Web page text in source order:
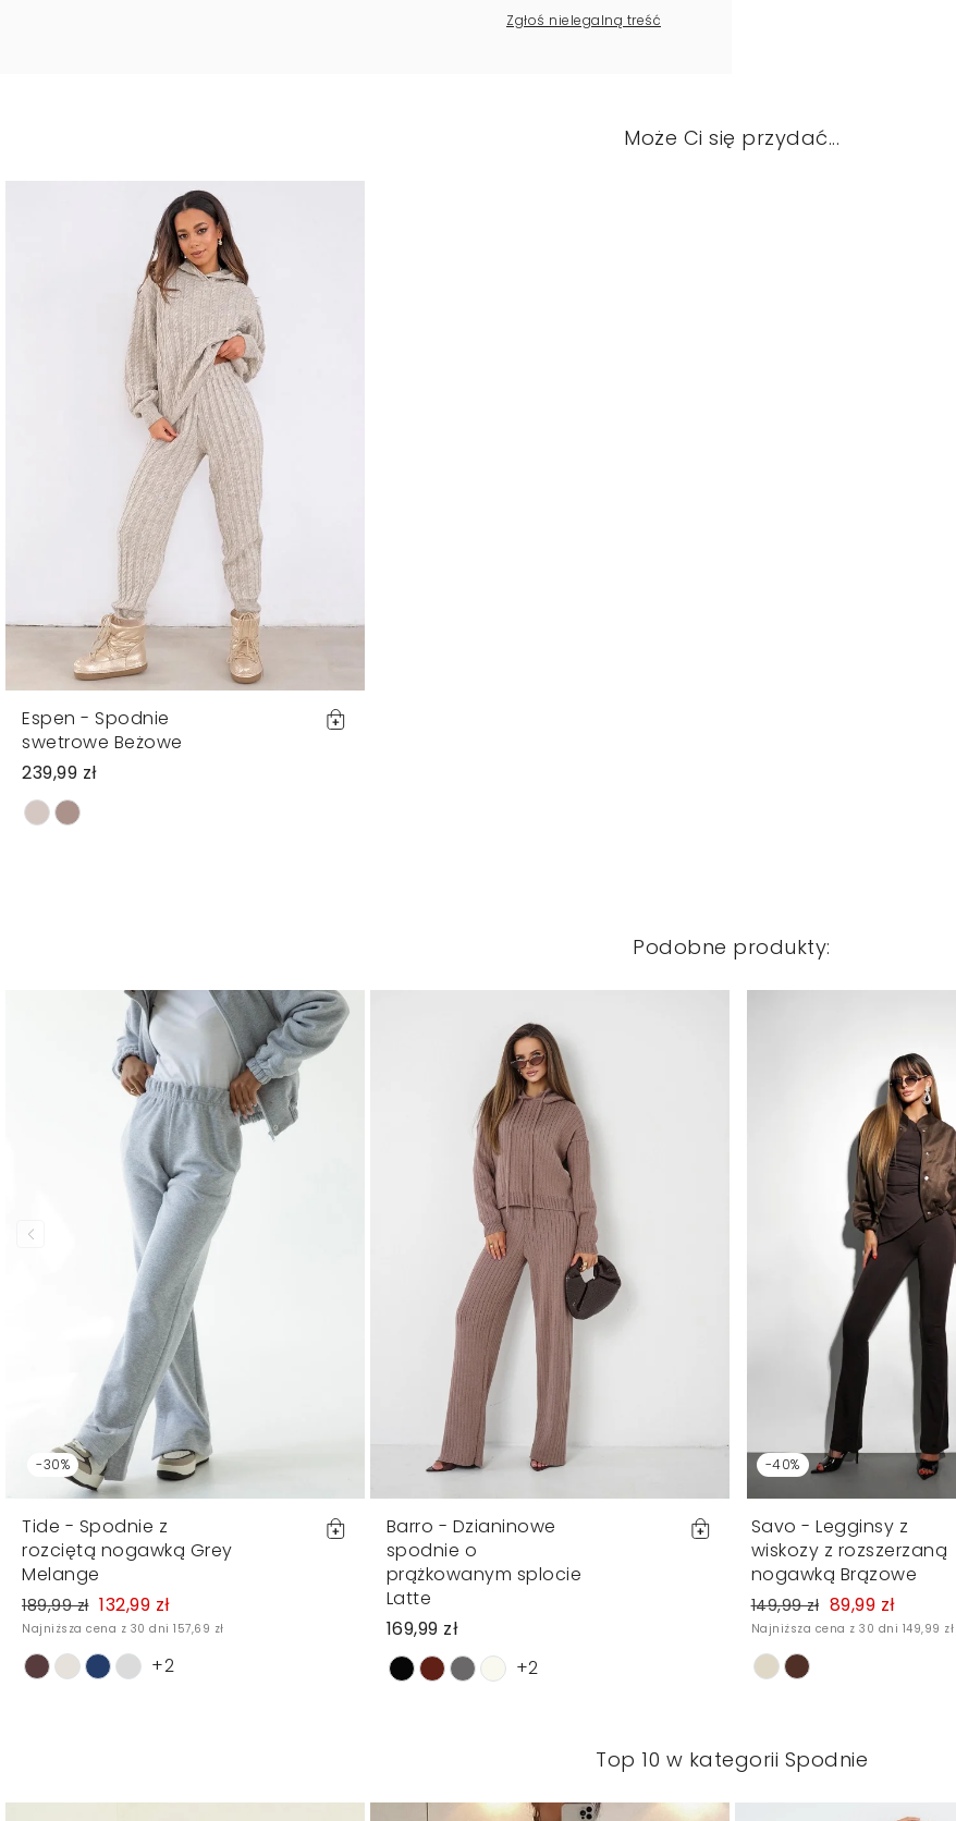
Zgłoś nielegalną treść
Może Ci się przydać...
Espen - Spodnie
swetrowe Beżowe
239,99 zł
Podobne produkty:
-30%
Tide - Spodnie z
rozciętą nogawką Grey
Melange
189,99 zł 132,99 zł
Najniższa cena z 30 dni 157,69 zł
+2
Barro - Dzianinowe
spodnie o
prążkowanym splocie
Latte
169,99 zł
+2
-40%
Savo - Legginsy z
wiskozy z rozszerzaną
nogawką Brązowe
149,99 zł 89,99 zł
Najniższa cena z 30 dni 149,99 zł
Top 10 w kategorii Spodnie